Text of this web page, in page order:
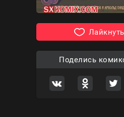
Лайкнуть
Поделись